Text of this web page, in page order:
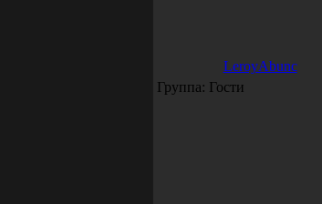
LeroyAbunc
Группа: Гости